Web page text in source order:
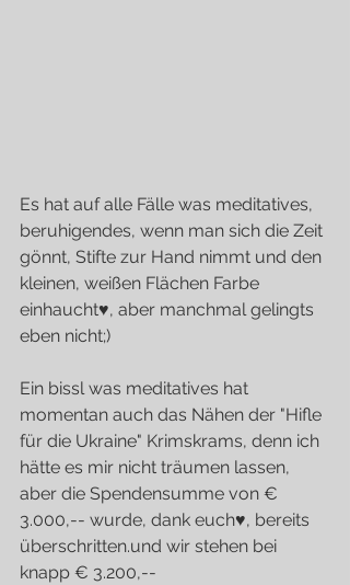
Es hat auf alle Fälle was meditatives,
beruhigendes, wenn man sich die Zeit
gönnt, Stifte zur Hand nimmt und den
kleinen, weißen Flächen Farbe
einhaucht♥, aber manchmal gelingts
eben nicht;)
Ein bissl was meditatives hat
momentan auch das Nähen der "Hifle
für die Ukraine" Krimskrams, denn ich
hätte es mir nicht träumen lassen,
aber die Spendensumme von €
3.000,-- wurde, dank euch♥, bereits
überschritten.und wir stehen bei
knapp € 3.200,--